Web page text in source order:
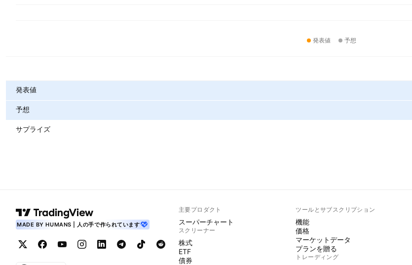
発表値 予想
発表値
予想
サプライズ
MADE BY HUMANS | 人の手で作られています
主要プロダクト
スーパーチャート
スクリーナー
株式
ETF
債券
ツールとサブスクリプション
機能
価格
マーケットデータ
プランを贈る
トレーディング